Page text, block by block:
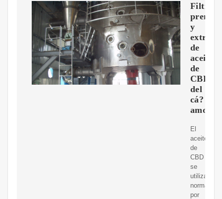
Filtros
prensa
y
de
aceite
de
CBD
del
cá?
amo
El
aceite
de
CBD
se
utiliza
por